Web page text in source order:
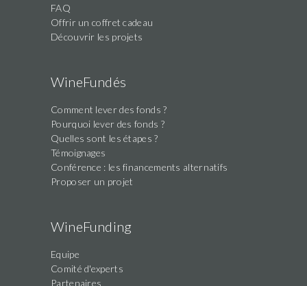
FAQ
Offrir un coffret cadeau
Découvrir les projets
WineFundés
Comment lever des fonds ?
Pourquoi lever des fonds ?
Quelles sont les étapes ?
Témoignages
Conférence : les financements alternatifs
Proposer un projet
WineFunding
Equipe
Comité d'experts
Partenaires